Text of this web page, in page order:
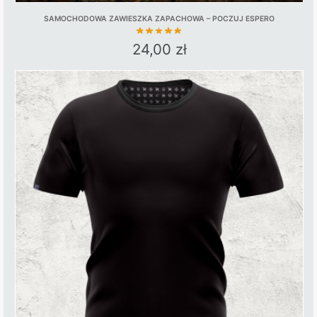
SAMOCHODOWA ZAWIESZKA ZAPACHOWA – POCZUJ ESPERO
24,00 zł